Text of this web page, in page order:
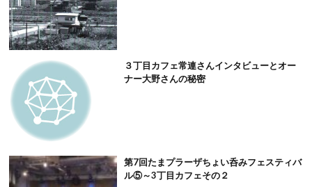
３丁目カフェ常連さんインタビューとオー
ナー大野さんの秘密
第7回たまプラーザちょい呑みフェスティバ
ル⑤～3丁目カフェその２